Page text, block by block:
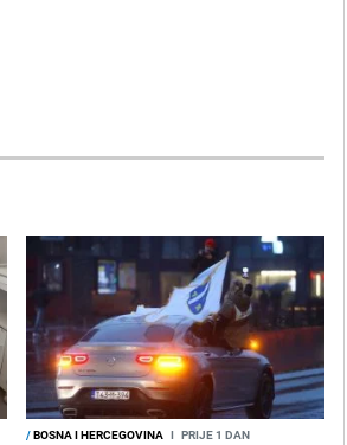
/BOSNA I HERCEGOVINA I PRIJE 1 DAN